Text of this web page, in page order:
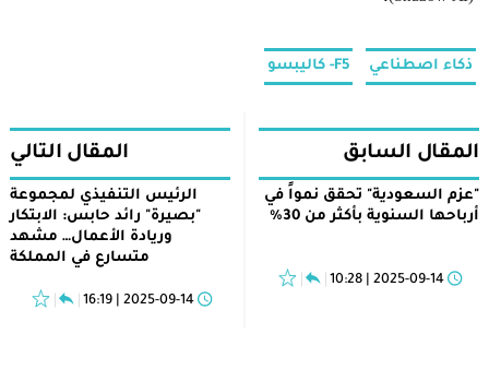
ذكاء اصطناعي F5- كاليبسو
المقال السابق
"عزم السعودية" تحقق نمواً في
أرباحها السنوية بأكثر من 30%
2025-09-14 | 10:28
المقال التالي
الرئيس التنفيذي لمجموعة
"بصيرة" رائد حابس: الابتكار
وريادة الأعمال… مشهد
متسارع في المملكة
2025-09-14 | 16:19